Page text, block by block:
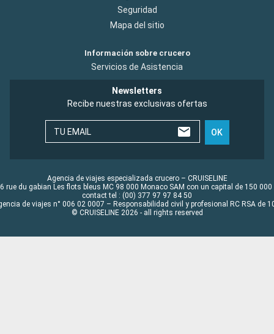
Seguridad
Mapa del sitio
Información sobre crucero
Servicios de Asistencia
Newsletters
Recibe nuestras exclusivas ofertas
TU EMAIL OK
Agencia de viajes especializada crucero – CRUISELINE
rue du gabian Les flots bleus MC 98 000 Monaco SAM con un capital de 150 000
contact tel : (00) 377 97 97 84 50
de viajes n° 006 02 0007 – Responsabilidad civil y profesional RC RSA de
© CRUISELINE 2026 - all rights reserved